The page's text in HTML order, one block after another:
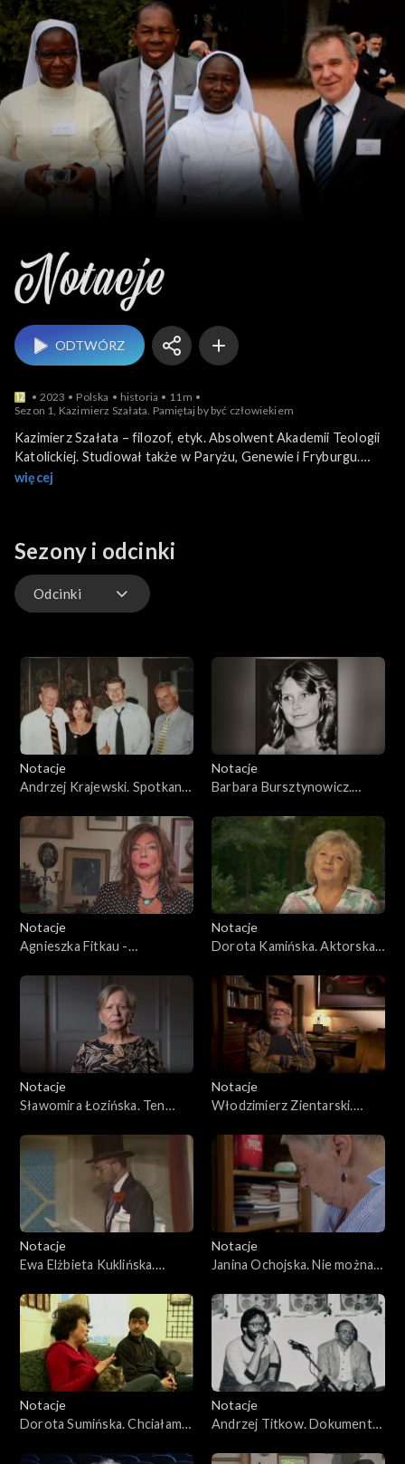
Notacje
ODTWÓRZ
2023 Polska historia
11m
Sezon 1, Kazimierz Szałata. Pamiętaj by być człowiekiem
Kazimierz Szałata – filozof, etyk. Absolwent Akademii Teologii
Katolickiej. Studiował także w Paryżu, Genewie i Fryburgu.
Wykładowca warszawskich uniwersytetów: Medycznego i
Fryburgu i wielu innych miejscach. Założyciel Fundacji Polskiej
Raoula Follereau, organizator akcji charytatywnych w kraju i za
granicą. Za swoją działalność został wyróżniony we Francji
Nagrodą Akademii Francuskiej i w Polsce nagrodą „Sapere
więcej
Sezony i odcinki
Odcinki
Notacje
Andrzej Krajewski. Spotkanie
Notacje
Barbara Bursztynowicz.
Notacje
Agnieszka Fitkau -
życia
Notacje
Dorota Kamińska. Aktorska
Notacje
Sławomira Łozińska. Ten
Notacje
Włodzimierz Zientarski.
życia
Notacje
Ewa Elżbieta Kuklińska.
Notacje
Janina Ochojska. Nie można
Notacje
Dorota Sumińska. Chciałam
Notacje
Andrzej Titkow. Dokument